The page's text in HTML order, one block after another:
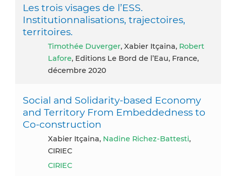
Les trois visages de l’ESS.
Institutionnalisations, trajectoires,
territoires.
Timothée Duverger, Xabier Itçaina, Robert
Lafore, Editions Le Bord de l’Eau, France,
décembre 2020
Social and Solidarity-based Economy
and Territory From Embeddedness to
Co-construction
Xabier Itçaina, Nadine Richez-Battesti,
CIRIEC
CIRIEC